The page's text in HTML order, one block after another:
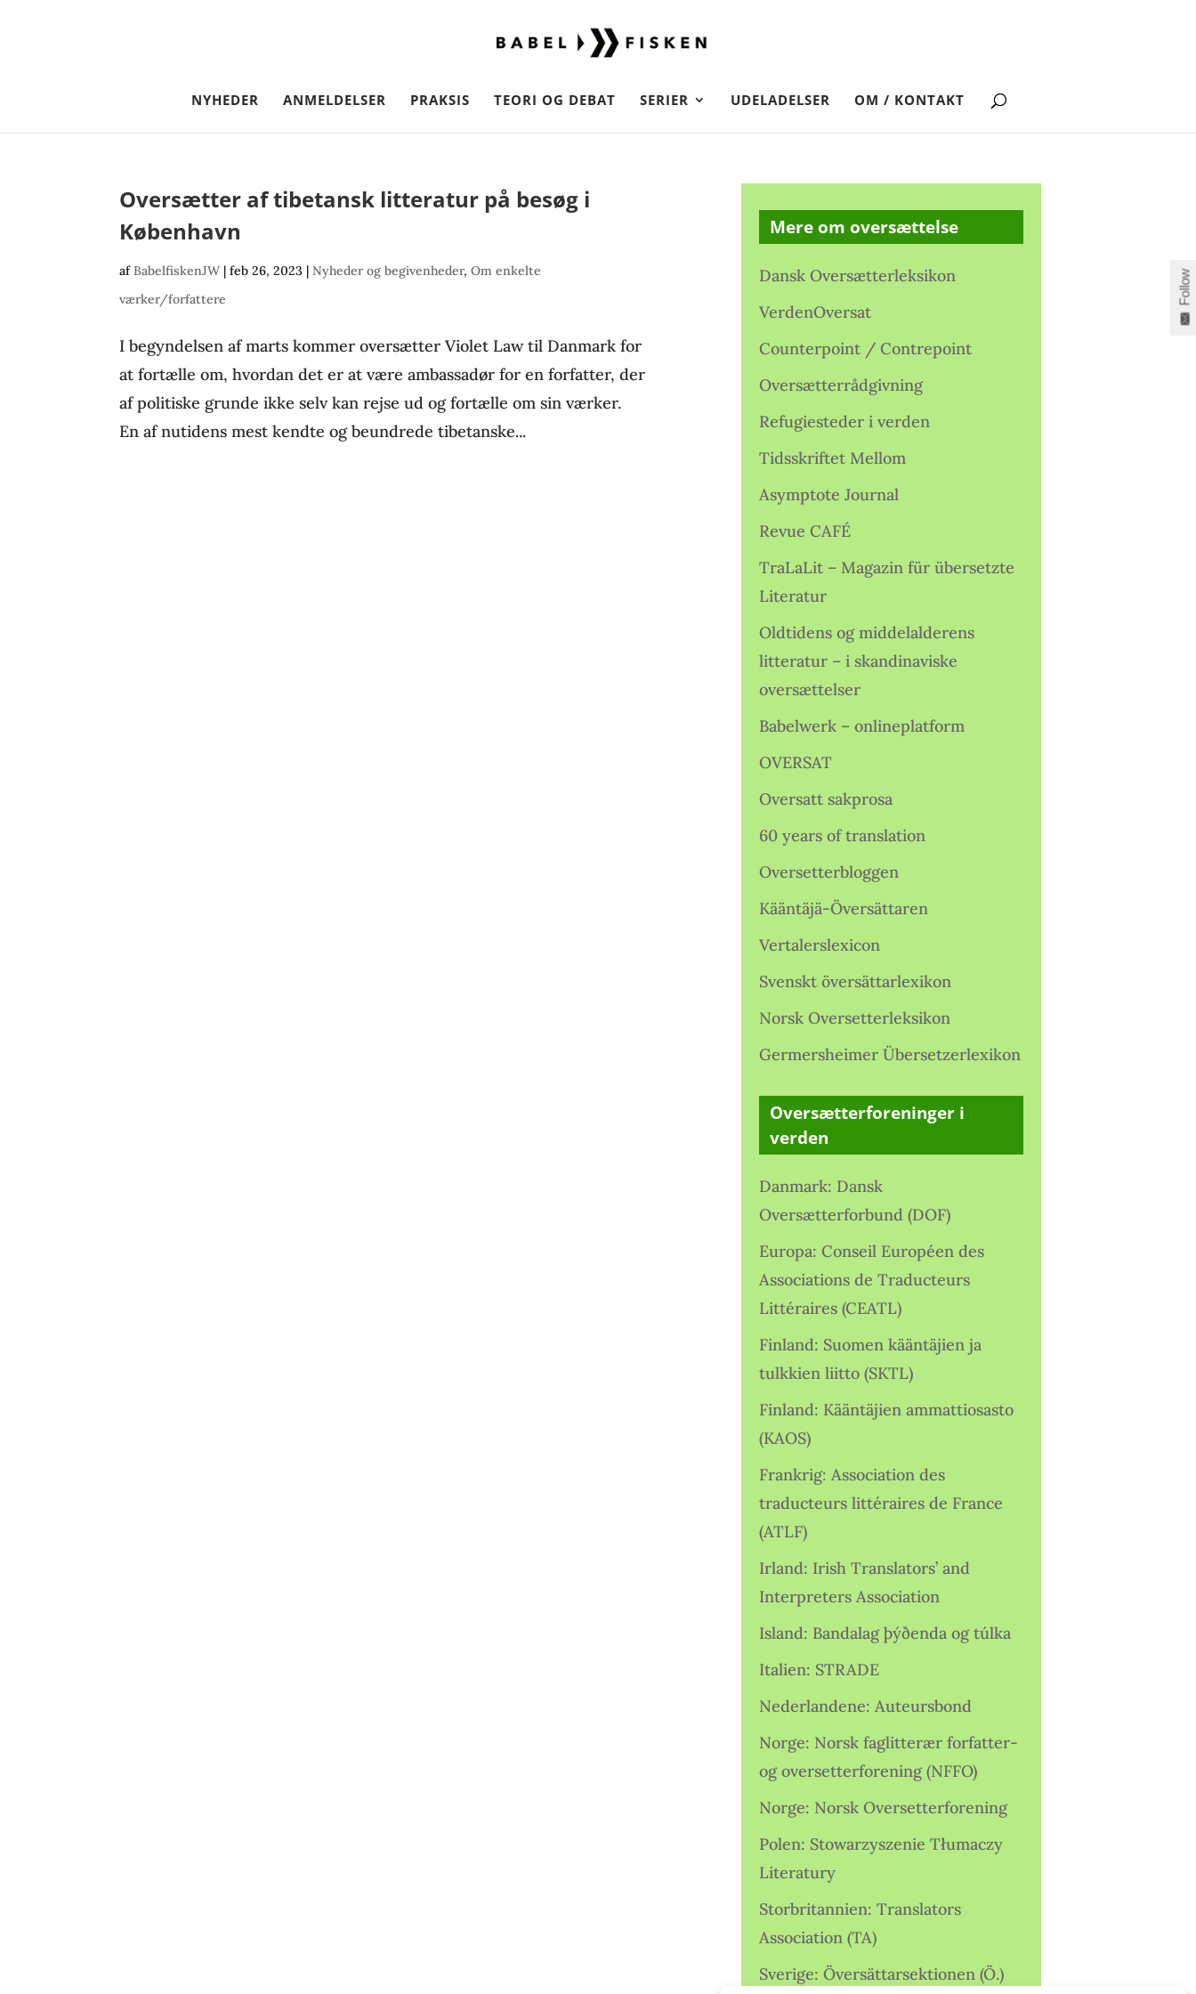
NYHEDER ANMELDELSER PRAKSIS TEORI OG DEBAT SERIER UDELADELSER OM / KONTAKT
Oversætter af tibetansk litteratur på besøg i
København
afBabelfiskenJW |feb 26, 2023 |Nyheder og begivenheder,Om enkelte
værker/forfattere
I begyndelsen af marts kommer oversætter Violet Law til Danmark for
at fortælle om, hvordan det er at være ambassadør for en forfatter, der
af politiske grunde ikke selv kan rejse ud og fortælle om sin værker.
En af nutidens mest kendte og beundrede tibetanske...
Mere om oversættelse
Dansk Oversætterleksikon
VerdenOversat
Counterpoint / Contrepoint
Oversætterrådgivning
Refugiesteder i verden
Tidsskriftet Mellom
Asymptote Journal
Revue CAFÉ
TraLaLit – Magazin für übersetzte
Literatur
Oldtidens og middelalderens
litteratur – i skandinaviske
oversættelser
Babelwerk – onlineplatform
OVERSAT
Oversatt sakprosa
60 years of translation
Oversetterbloggen
Kääntäjä-Översättaren
Vertalerslexicon
Svenskt översättarlexikon
Norsk Oversetterleksikon
Germersheimer Übersetzerlexikon
Oversætterforeninger i
verden
Danmark: Dansk
Oversætterforbund (DOF)
Europa: Conseil Européen des
Associations de Traducteurs
Littéraires (CEATL)
Finland: Suomen kääntäjien ja
tulkkien liitto (SKTL)
Finland: Kääntäjien ammattiosasto
(KAOS)
Frankrig: Association des
traducteurs littéraires de France
(ATLF)
Irland: Irish Translators’ and
Interpreters Association
Island: Bandalag þýðenda og túlka
Italien: STRADE
Nederlandene: Auteursbond
Norge: Norsk faglitterær forfatter-
og oversetterforening (NFFO)
Norge: Norsk Oversetterforening
Polen: Stowarzyszenie Tłumaczy
Literatury
Storbritannien: Translators
Association (TA)
Sverige: Översättarsektionen (Ö.)
Follow